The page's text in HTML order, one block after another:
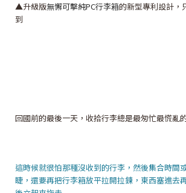
▲升級版無懈可擊純PC行李箱的新型專利設計，
到
回國前的最後一天，收拾行李總是最匆忙最慌亂
這時候就很怕那種沒收到的行李，然後集合時間
睫，還要再把行李箱放平拉開拉鍊，東西塞進去